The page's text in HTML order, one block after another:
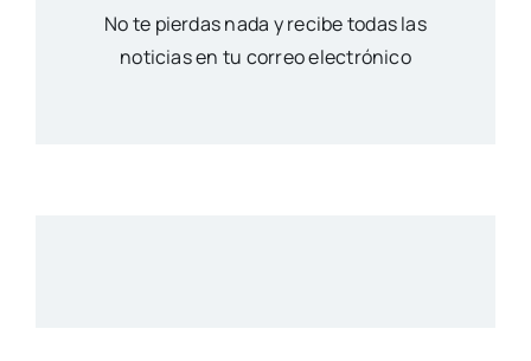
No te pierdas nada y recibe todas las
noticias en tu correo electrónico